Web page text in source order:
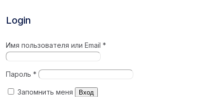
Login
Имя пользователя или Email*
Пароль*
Запомнить меня Вход